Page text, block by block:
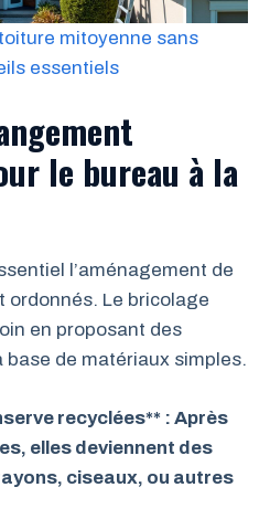
mitoyenne sans
essentiels
le bureau à la
l’aménagement de
ordonnés. Le bricolage
en proposant des
de matériaux simples.
recyclées** : Après
elles deviennent des
ciseaux, ou autres